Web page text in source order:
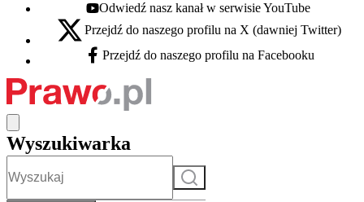
Youtube - otwiera się w nowej karcie
Odwiedź nasz kanał w serwisie YouTube
X - otwiera się w nowej karcie
Przejdź do naszego profilu na X (dawniej Twitter)
Facebook - otwiera się w nowej karcie
Przejdź do naszego profilu na Facebooku
Wyszukiwarka
Szukaj